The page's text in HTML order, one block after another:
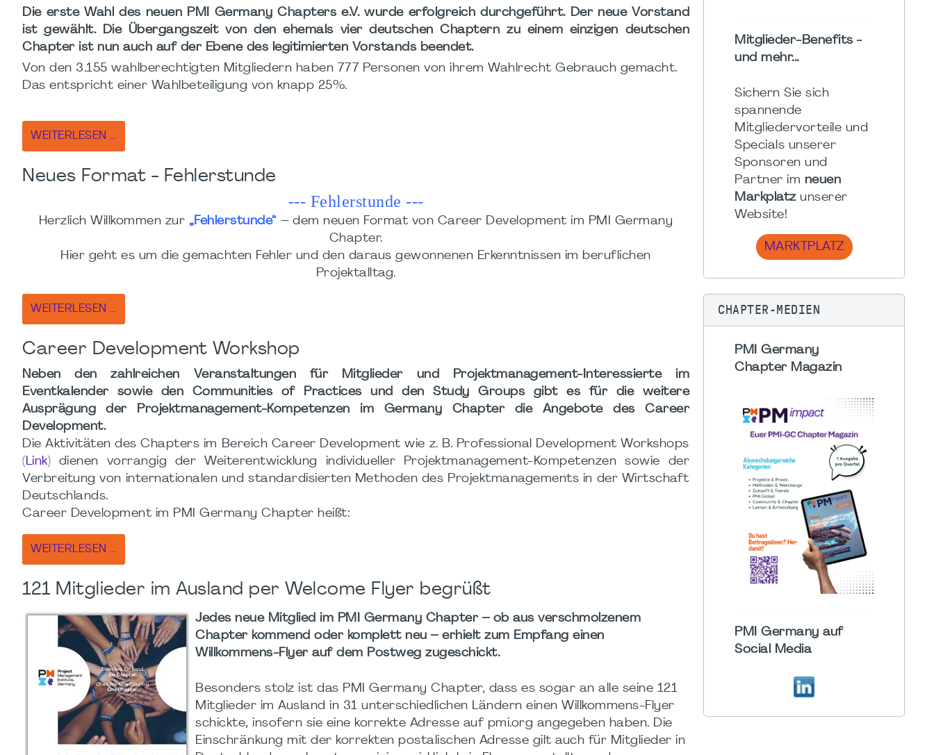
Die erste Wahl des neuen PMI Germany Chapters e.V. wurde erfolgreich durchgeführt. Der neue Vorstand
ist gewählt. Die Übergangszeit von den ehemals vier deutschen Chaptern zu einem einzigen deutschen
Chapter ist nun auch auf der Ebene des legitimierten Vorstands beendet.
Von den 3.155 wahlberechtigten Mitgliedern haben 777 Personen von ihrem Wahlrecht Gebrauch gemacht.
Das entspricht einer Wahlbeteiligung von knapp 25%.
WEITERLESEN …
Neues Format - Fehlerstunde
--- Fehlerstunde ---
Herzlich Willkommen zur „Fehlerstunde“ – dem neuen Format von Career Development im PMI Germany
Chapter.
Hier geht es um die gemachten Fehler und den daraus gewonnenen Erkenntnissen im beruflichen
Projektalltag.
WEITERLESEN …
Career Development Workshop
Neben den zahlreichen Veranstaltungen für Mitglieder und Projektmanagement-Interessierte im
Eventkalender sowie den Communities of Practices und den Study Groups gibt es für die weitere
Ausprägung der Projektmanagement-Kompetenzen im Germany Chapter die Angebote des Career
Development.
Die Aktivitäten des Chapters im Bereich Career Development wie z. B. Professional Development Workshops
( Link) dienen vorrangig der Weiterentwicklung individueller Projektmanagement-Kompetenzen sowie der
Verbreitung von internationalen und standardisierten Methoden des Projektmanagements in der Wirtschaft
Deutschlands.
Career Development im PMI Germany Chapter heißt:
WEITERLESEN …
121 Mitglieder im Ausland per Welcome Flyer begrüßt
Jedes neue Mitglied im PMI Germany Chapter – ob aus verschmolzenem
Chapter kommend oder komplett neu – erhielt zum Empfang einen
Willkommens-Flyer auf dem Postweg zugeschickt.
Besonders stolz ist das PMI Germany Chapter, dass es sogar an alle seine 121
Mitglieder im Ausland in 31 unterschiedlichen Ländern einen Willkommens-Flyer
schickte, insofern sie eine korrekte Adresse auf pmi.org angegeben haben. Die
Einschränkung mit der korrekten postalischen Adresse gilt auch für Mitglieder in
Mitglieder-Benefits -
und mehr...
Sichern Sie sich
spannende
Mitgliedervorteile und
Specials unserer
Sponsoren und
Partner im neuen
Markplatzunserer
Website!
MARKTPLATZ
CHAPTER-MEDIEN
PMI Germany
Chapter Magazin
PMI Germany auf
Social Media